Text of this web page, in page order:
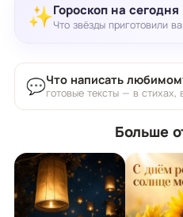
✨Гороскоп на сегодня
Что звёзды приготовили
💬Что написать
готовые тексты — в стихах,
Больше